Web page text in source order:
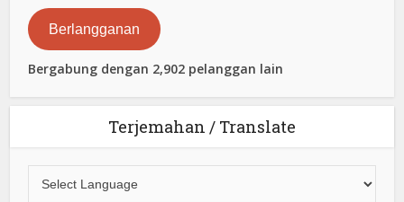
Elektronik
Berlangganan
Bergabung dengan 2,902 pelanggan lain
Terjemahan / Translate